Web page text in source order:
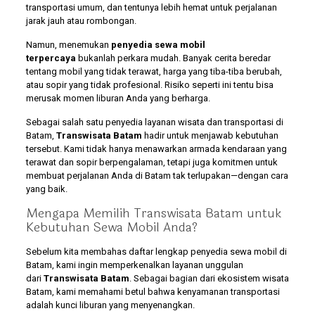
transportasi umum, dan tentunya lebih hemat untuk perjalanan
jarak jauh atau rombongan.
Namun, menemukan penyedia sewa mobil
terpercaya bukanlah perkara mudah. Banyak cerita beredar
tentang mobil yang tidak terawat, harga yang tiba-tiba berubah,
atau sopir yang tidak profesional. Risiko seperti ini tentu bisa
merusak momen liburan Anda yang berharga.
Sebagai salah satu penyedia layanan wisata dan transportasi di
Batam, Transwisata Batam hadir untuk menjawab kebutuhan
tersebut. Kami tidak hanya menawarkan armada kendaraan yang
terawat dan sopir berpengalaman, tetapi juga komitmen untuk
membuat perjalanan Anda di Batam tak terlupakan—dengan cara
yang baik.
Mengapa Memilih Transwisata Batam untuk
Kebutuhan Sewa Mobil Anda?
Sebelum kita membahas daftar lengkap penyedia sewa mobil di
Batam, kami ingin memperkenalkan layanan unggulan
dari Transwisata Batam . Sebagai bagian dari ekosistem wisata
Batam, kami memahami betul bahwa kenyamanan transportasi
adalah kunci liburan yang menyenangkan.